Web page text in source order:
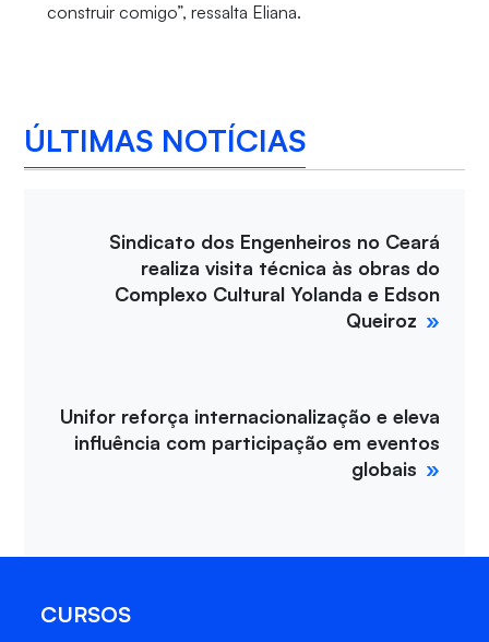
construir comigo”, ressalta Eliana.
ÚLTIMAS NOTÍCIAS
Sindicato dos Engenheiros no Ceará
realiza visita técnica às obras do
Complexo Cultural Yolanda e Edson
Queiroz
Unifor reforça internacionalização e eleva
influência com participação em eventos
globais
CURSOS